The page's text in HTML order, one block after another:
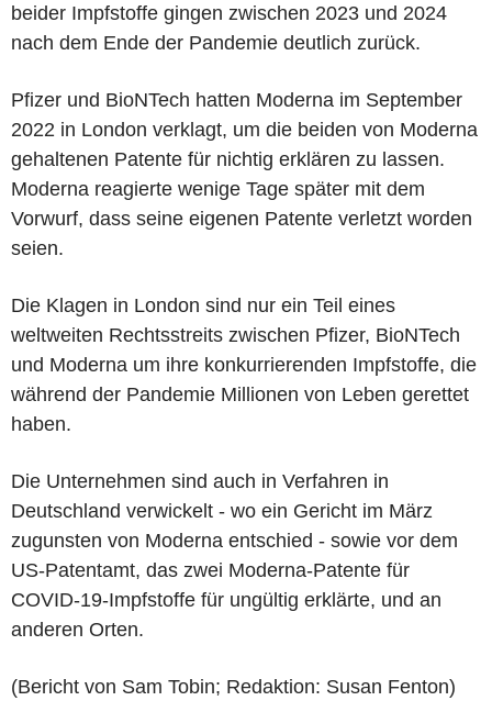
beider Impfstoffe gingen zwischen 2023 und 2024
nach dem Ende der Pandemie deutlich zurück.
Pfizer und BioNTech hatten Moderna im September
2022 in London verklagt, um die beiden von Moderna
gehaltenen Patente für nichtig erklären zu lassen.
Moderna reagierte wenige Tage später mit dem
Vorwurf, dass seine eigenen Patente verletzt worden
seien.
Die Klagen in London sind nur ein Teil eines
weltweiten Rechtsstreits zwischen Pfizer, BioNTech
und Moderna um ihre konkurrierenden Impfstoffe, die
während der Pandemie Millionen von Leben gerettet
haben.
Die Unternehmen sind auch in Verfahren in
Deutschland verwickelt - wo ein Gericht im März
zugunsten von Moderna entschied - sowie vor dem
US-Patentamt, das zwei Moderna-Patente für
COVID-19-Impfstoffe für ungültig erklärte, und an
anderen Orten.
(Bericht von Sam Tobin; Redaktion: Susan Fenton)